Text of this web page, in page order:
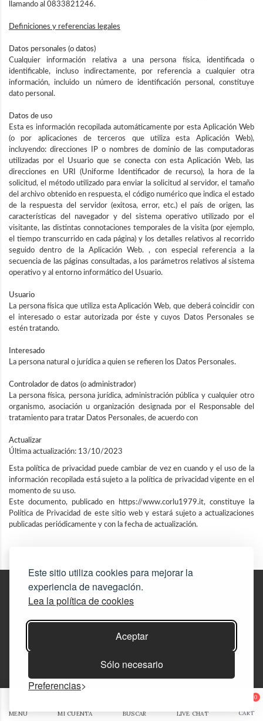
Este sitio utiliza cookies para mejorar la
experiencia de navegación.
Lea la política de cookies
Aceptar
Sólo necesario
Preferencias
MENU MI CUENTA BUSCAR LIVE CHAT
0
CART
llamando al 0833821246.
Definiciones y referencias legales
Datos personales (o datos)
Cualquier información relativa a una persona física, identificada o
identificable, incluso indirectamente, por referencia a cualquier otra
información, incluido un número de identificación personal, constituye
dato personal.
Datos de uso
Esta es información recopilada automáticamente por esta Aplicación Web
(o por aplicaciones de terceros que utiliza esta Aplicación Web),
incluyendo: direcciones IP o nombres de dominio de las computadoras
utilizadas por el Usuario que se conecta con esta Aplicación Web, las
direcciones en URI (Uniforme Identificador de recurso), la hora de la
solicitud, el método utilizado para enviar la solicitud al servidor, el tamaño
del archivo obtenido en respuesta, el código numérico que indica el estado
de la respuesta del servidor (exitosa, error, etc.) el país de origen, las
características del navegador y del sistema operativo utilizado por el
visitante, las distintas connotaciones temporales de la visita (por ejemplo,
el tiempo transcurrido en cada página) y los detalles relativos al recorrido
seguido dentro de la Aplicación Web. , con especial referencia a la
secuencia de las páginas consultadas, a los parámetros relativos al sistema
operativo y al entorno informático del Usuario.
Usuario
La persona física que utiliza esta Aplicación Web, que deberá coincidir con
el interesado o estar autorizada por éste y cuyos Datos Personales se
estén tratando.
Interesado
La persona natural o jurídica a quien se refieren los Datos Personales.
Controlador de datos (o administrador)
La persona física, persona jurídica, administración pública y cualquier otro
organismo, asociación u organización designada por el Responsable del
tratamiento para tratar Datos Personales, de acuerdo con
Actualizar
Última actualización: 13/10/2023
Esta política de privacidad puede cambiar de vez en cuando y el uso de la
información recopilada está sujeto a la política de privacidad vigente en el
momento de su uso.
Este documento, publicado en https://www.corlu1979.it, constituye la
Política de Privacidad de este sitio web y estará sujeto a actualizaciones
publicadas periódicamente y con la fecha de actualización.
SOCIAL NETWORK
Instagram
Información